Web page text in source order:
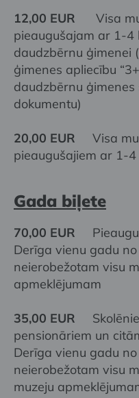
12,00 EUR Visa
pieaugušajam ar 1-4
daudzbērnu ģimenei
ģimenes apliecību
daudzbērnu
dokumentu)
20,00 EUR
Visa
pieaugušajiem ar 1-
Gada biļete
70,00 EUR
Derīga vienu gadu
neierobežotam visu
apmeklējumam
35,00 EUR
pensionāriem un
Derīga vienu gadu
neierobežotam visu
muzeju